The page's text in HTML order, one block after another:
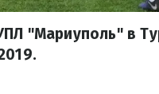
"Мариуполь" в